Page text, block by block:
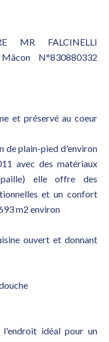
MR FALCINELLI
N°830880332
et préservé au coeur
de plain-pied d'environ
avec des matériaux
elle offre des
et un confort
m2 environ
ouvert et donnant
idéal pour un